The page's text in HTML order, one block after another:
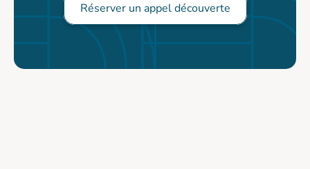
Réserver un appel découverte